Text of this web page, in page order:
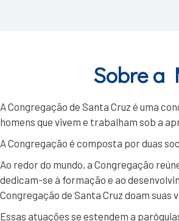
Sobre a
A Congregação de Santa Cruz é uma
homens que vivem e trabalham sob a
A Congregação é composta por duas
Ao redor do mundo, a Congregação
dedicam-se à formação e ao
Congregação de Santa Cruz doam
Essas atuações se estendem a